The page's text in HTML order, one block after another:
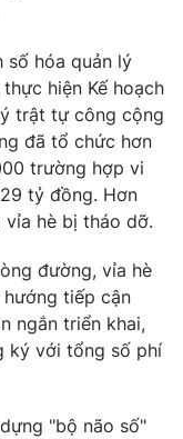
số hóa quản lý
hiện Kế hoạch
trật tự công cộng
đã tổ chức hơn
trường hợp vi
tỷ đồng. Hơn
vỉa hè bị tháo dỡ.
đường, vỉa hè
tiếp cận
ngắn triển khai,
ký với tổng số phí
"bộ não số"